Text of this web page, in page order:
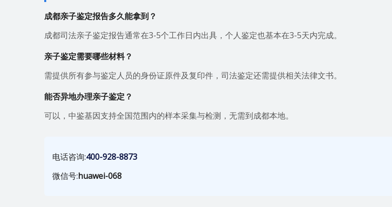
成都亲子鉴定报告多久能拿到？
成都司法亲子鉴定报告通常在3-5个工作日内出具，个人鉴定也基本在3-5天内完成。
亲子鉴定需要哪些材料？
需提供所有参与鉴定人员的身份证原件及复印件，司法鉴定还需提供相关法律文书。
能否异地办理亲子鉴定？
可以，中鉴基因支持全国范围内的样本采集与检测，无需到成都本地。
电话咨询:400-928-8873
微信号:huawei-068